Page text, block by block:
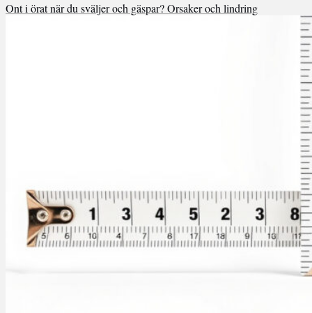
Ont i örat när du sväljer och gäspar? Orsaker och lindring